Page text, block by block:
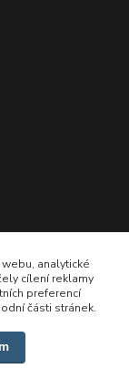
analytické
cílení reklamy
preferencí
části stránek.